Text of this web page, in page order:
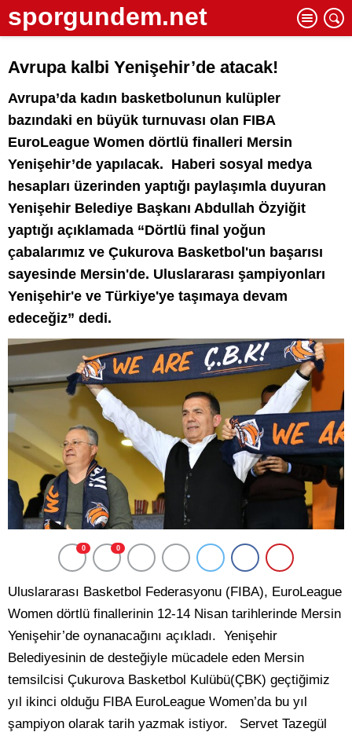
sporgundem.net
Avrupa kalbi Yenişehir’de atacak!
Avrupa’da kadın basketbolunun kulüpler
bazındaki en büyük turnuvası olan FIBA
EuroLeague Women dörtlü finalleri Mersin
Yenişehir’de yapılacak. Haberi sosyal medya
hesapları üzerinden yaptığı paylaşımla duyuran
Yenişehir Belediye Başkanı Abdullah Özyiğit
yaptığı açıklamada “Dörtlü final yoğun
çabalarımız ve Çukurova Basketbol'un başarısı
sayesinde Mersin'de. Uluslararası şampiyonları
Yenişehir'e ve Türkiye'ye taşımaya devam
edeceğiz” dedi.
0 0
Uluslararası Basketbol Federasyonu (FIBA), EuroLeague
Women dörtlü finallerinin 12-14 Nisan tarihlerinde Mersin
Yenişehir’de oynanacağını açıkladı. Yenişehir
Belediyesinin de desteğiyle mücadele eden Mersin
temsilcisi Çukurova Basketbol Kulübü(ÇBK) geçtiğimiz
yıl ikinci olduğu FIBA EuroLeague Women’da bu yıl
şampiyon olarak tarih yazmak istiyor. Servet Tazegül